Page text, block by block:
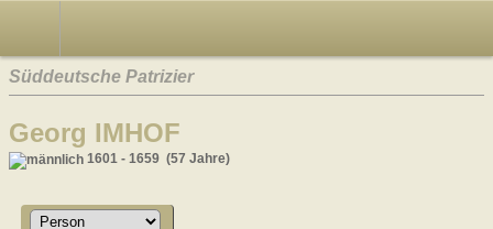
Süddeutsche Patrizier
Georg IMHOF
1601 - 1659 (57 Jahre)